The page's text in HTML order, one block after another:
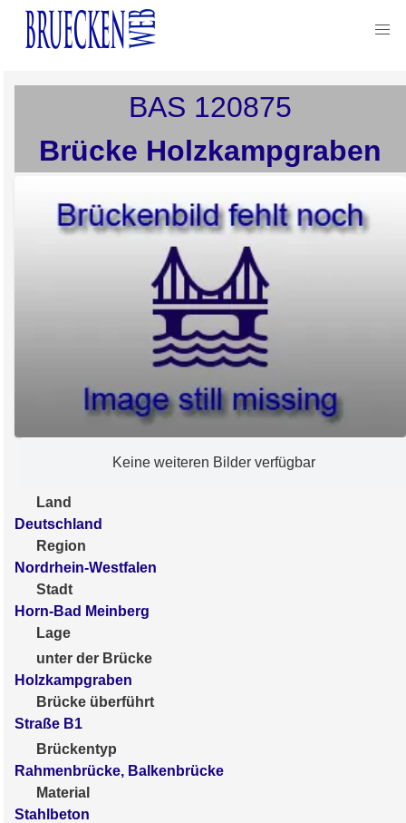
BAS 120875
Brücke Holzkampgraben
Keine weiteren Bilder verfügbar
Land
Deutschland
Region
Nordrhein-Westfalen
Stadt
Horn-Bad Meinberg
Lage
unter der Brücke
Holzkampgraben
Brücke überführt
Straße B1
Brückentyp
Rahmenbrücke, Balkenbrücke
Material
Stahlbeton